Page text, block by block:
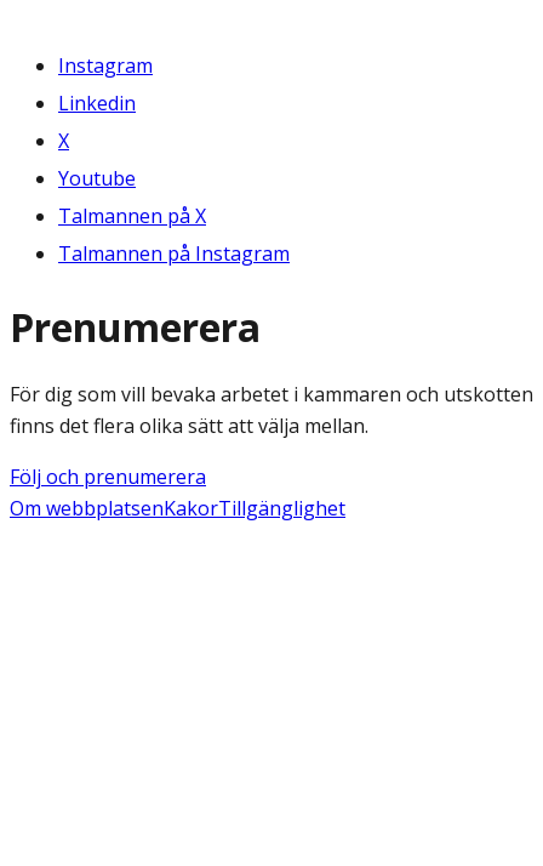
Instagram
Linkedin
X
Youtube
Talmannen på X
Talmannen på Instagram
Prenumerera
För dig som vill bevaka arbetet i kammaren och utskotten
finns det flera olika sätt att välja mellan.
Följ och prenumerera
Om webbplatsenKakorTillgänglighet